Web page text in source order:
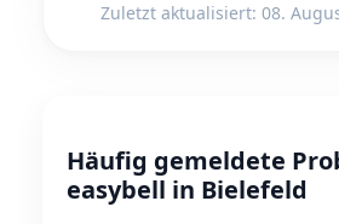
Zuletzt aktualisiert: 08.
Häufig gemeldete
easybell in Bielefeld